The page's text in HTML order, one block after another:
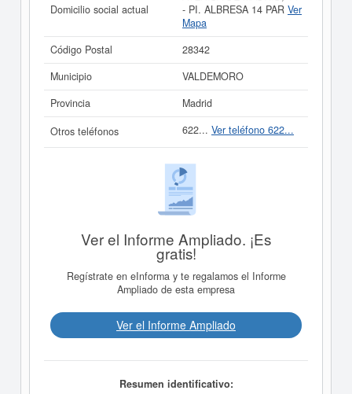
Domicilio social actual
- PI. ALBRESA 14 PAR Ver
Mapa
Código Postal
28342
Municipio
VALDEMORO
Provincia
Madrid
Otros teléfonos
622... Ver teléfono 622...
Ver el Informe Ampliado. ¡Es
gratis!
Regístrate en eInforma y te regalamos el Informe
Ampliado de esta empresa
Ver el Informe Ampliado
Resumen identificativo: